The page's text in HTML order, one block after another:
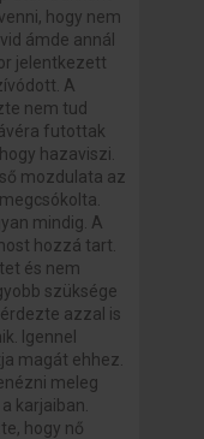
hogy nem
ámde annál
jelentkezett
A
nem tud
futottak
hazaviszi.
mozdulata az
mindig. A
hozzá tart.
és nem
szüksége
azzal is
Igennel
magát ehhez.
meleg
karjaiban.
hogy nő